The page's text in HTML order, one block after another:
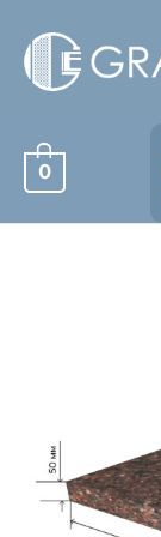
содержимому
0